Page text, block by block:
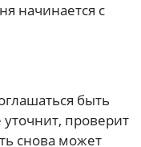
начинается с
быть
проверит
снова может